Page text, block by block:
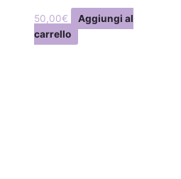
50,00€
Aggiungi al
carrello